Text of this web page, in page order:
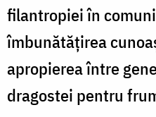
filantropiei în
îmbunătățirea
apropierea între
dragostei pentru